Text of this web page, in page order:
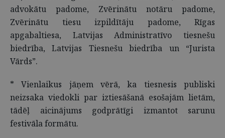
advokātu padome, Zvērinātu notāru padome,
Zvērinātu tiesu izpildītāju padome, Rīgas
apgabaltiesa, Latvijas Administratīvo tiesnešu
biedrība, Latvijas Tiesnešu biedrība un “Jurista
Vārds”.
* Vienlaikus jāņem vērā, ka tiesnesis publiski
neizsaka viedokli par iztiesāšanā esošajām lietām,
tādēļ aicinājums godprātīgi izmantot sarunu
festivāla formātu.